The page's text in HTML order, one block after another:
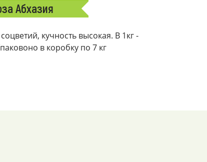
Абхазия
кучность высокая. В 1кг -
в коробку по 7 кг